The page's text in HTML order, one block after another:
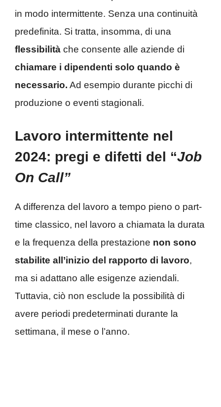
in modo intermittente. Senza una continuità
predefinita. Si tratta, insomma, di una
flessibilità che consente alle aziende di
chiamare i dipendenti solo quando è
necessario. Ad esempio durante picchi di
produzione o eventi stagionali.
Lavoro intermittente nel
2024: pregi e difetti del “Job
On Call”
A differenza del lavoro a tempo pieno o part-
time classico, nel lavoro a chiamata la durata
e la frequenza della prestazione non sono
stabilite all’inizio del rapporto di lavoro,
ma si adattano alle esigenze aziendali.
Tuttavia, ciò non esclude la possibilità di
avere periodi predeterminati durante la
settimana, il mese o l’anno.